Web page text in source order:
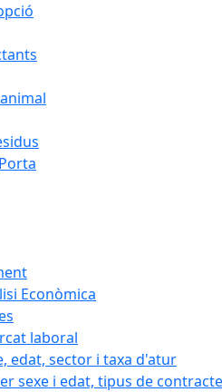
Econòmica
laboral
edat, sector i taxa d'atur
sexe i edat, tipus de